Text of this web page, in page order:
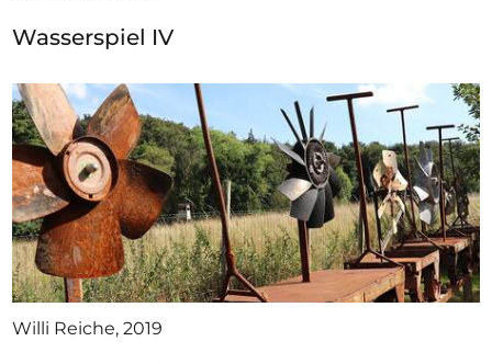
Wasserspiel IV
Willi Reiche, 2019